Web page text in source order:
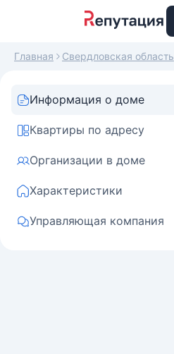
Главная Свердловская область
Информация о доме
Квартиры по адресу
Организации в доме
Характеристики
Управляющая компания